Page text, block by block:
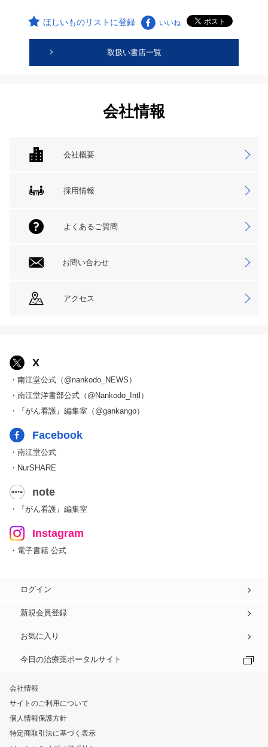
ほしいものリストに登録 いいね
取扱い書店一覧
会社情報
会社概要
採用情報
よくあるご質問
お問い合わせ
アクセス
X
・南江堂公式（@nankodo_NEWS）
・南江堂洋書部公式（@Nankodo_Intl）
・『がん看護』編集室（@gankango）
Facebook
・南江堂公式
・NurSHARE
note
・『がん看護』編集室
Instagram
・電子書籍 公式
ログイン
新規会員登録
お気に入り
今日の治療薬ポータルサイト
会社情報
サイトのご利用について
個人情報保護方針
特定商取引法に基づく表示